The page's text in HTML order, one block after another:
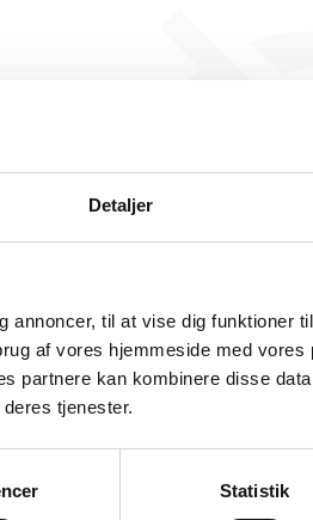
Detaljer
annoncer, til at vise dig funktioner
af vores hjemmeside med vores
partnere kan kombinere disse
tjenester.
Statistik
NemBIM
generere figuren